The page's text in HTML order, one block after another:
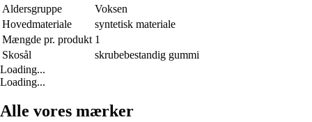
Aldersgruppe
Voksen
Hovedmateriale
syntetisk materiale
Mængde pr. produkt 1
Skosål
skrubebestandig gummi
Loading...
Loading...
Alle vores mærker